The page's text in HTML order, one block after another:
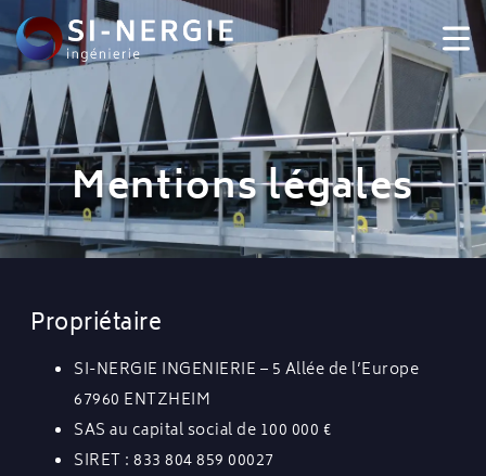
Mentions légales
Propriétaire
SI-NERGIE INGENIERIE – 5 Allée de l’Europe
67960 ENTZHEIM
SAS au capital social de 100 000 €
SIRET : 833 804 859 00027